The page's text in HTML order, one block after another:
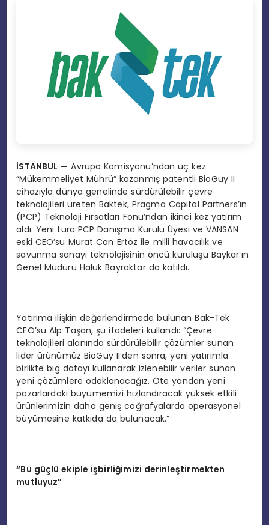
İSTANBUL — Avrupa Komisyonu’ndan üç kez
“Mükemmeliyet Mührü” kazanmış patentli BioGuy II
cihazıyla dünya genelinde sürdürülebilir çevre
teknolojileri üreten Baktek, Pragma Capital Partners’ın
(PCP) Teknoloji Fırsatları Fonu’ndan ikinci kez yatırım
aldı. Yeni tura PCP Danışma Kurulu Üyesi ve VANSAN
eski CEO’su Murat Can Ertöz ile milli havacılık ve
savunma sanayi teknolojisinin öncü kuruluşu Baykar’ın
Genel Müdürü Haluk Bayraktar da katıldı.
Yatırıma ilişkin değerlendirmede bulunan Bak-Tek
CEO’su Alp Taşan, şu ifadeleri kullandı: “Çevre
teknolojileri alanında sürdürülebilir çözümler sunan
lider ürünümüz BioGuy II’den sonra, yeni yatırımla
birlikte big datayı kullanarak izlenebilir veriler sunan
yeni çözümlere odaklanacağız. Öte yandan yeni
pazarlardaki büyümemizi hızlandıracak yüksek etkili
ürünlerimizin daha geniş coğrafyalarda operasyonel
büyümesine katkıda da bulunacak.”
“Bu güçlü ekiple işbirliğimizi derinleştirmekten
mutluyuz”